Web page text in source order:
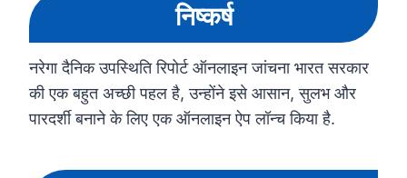
निष्कर्ष
नरेगा दैनिक उपस्थिति रिपोर्ट ऑनलाइन जांचना भारत सरकार
की एक बहुत अच्छी पहल है, उन्होंने इसे आसान, सुलभ और
पारदर्शी बनाने के लिए एक ऑनलाइन ऐप लॉन्च किया है.